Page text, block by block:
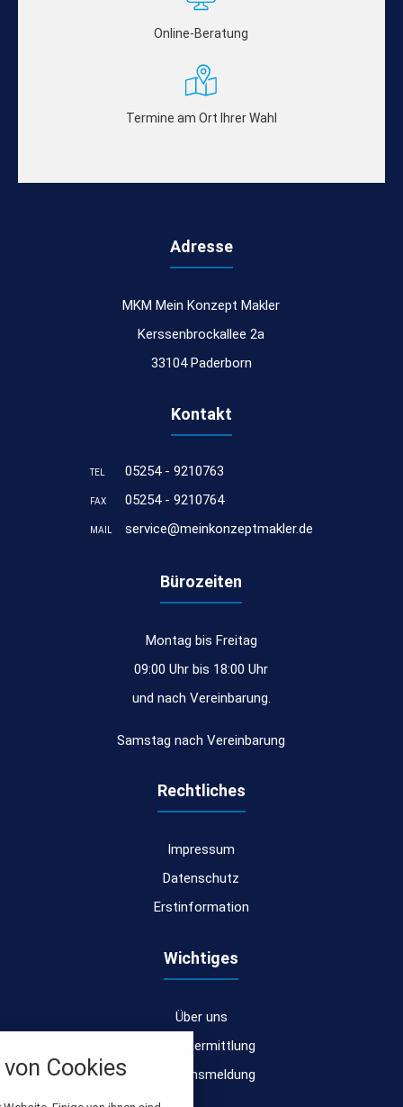
Online-Beratung
Termine am Ort Ihrer Wahl
Adresse
MKM Mein Konzept Makler
Kerssenbrockallee 2a
33104 Paderborn
Kontakt
TEL 05254 - 9210763
FAX 05254 - 9210764
MAIL service@meinkonzeptmakler.de
Bürozeiten
Montag bis Freitag
09:00 Uhr bis 18:00 Uhr
und nach Vereinbarung.
Samstag nach Vereinbarung
Rechtliches
Impressum
Datenschutz
Erstinformation
Wichtiges
Über uns
Bedarfsermittlung
Schadensmeldung
Cookies
alle verwendeten Cookies und
zu blockieren.